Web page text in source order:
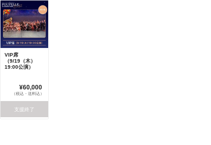
VIP席
（9/19（木）
19:00公演）
¥60,000
（税込・送料込）
支援終了